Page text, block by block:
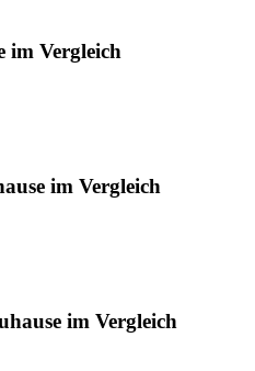
im Vergleich
im Vergleich
im Vergleich